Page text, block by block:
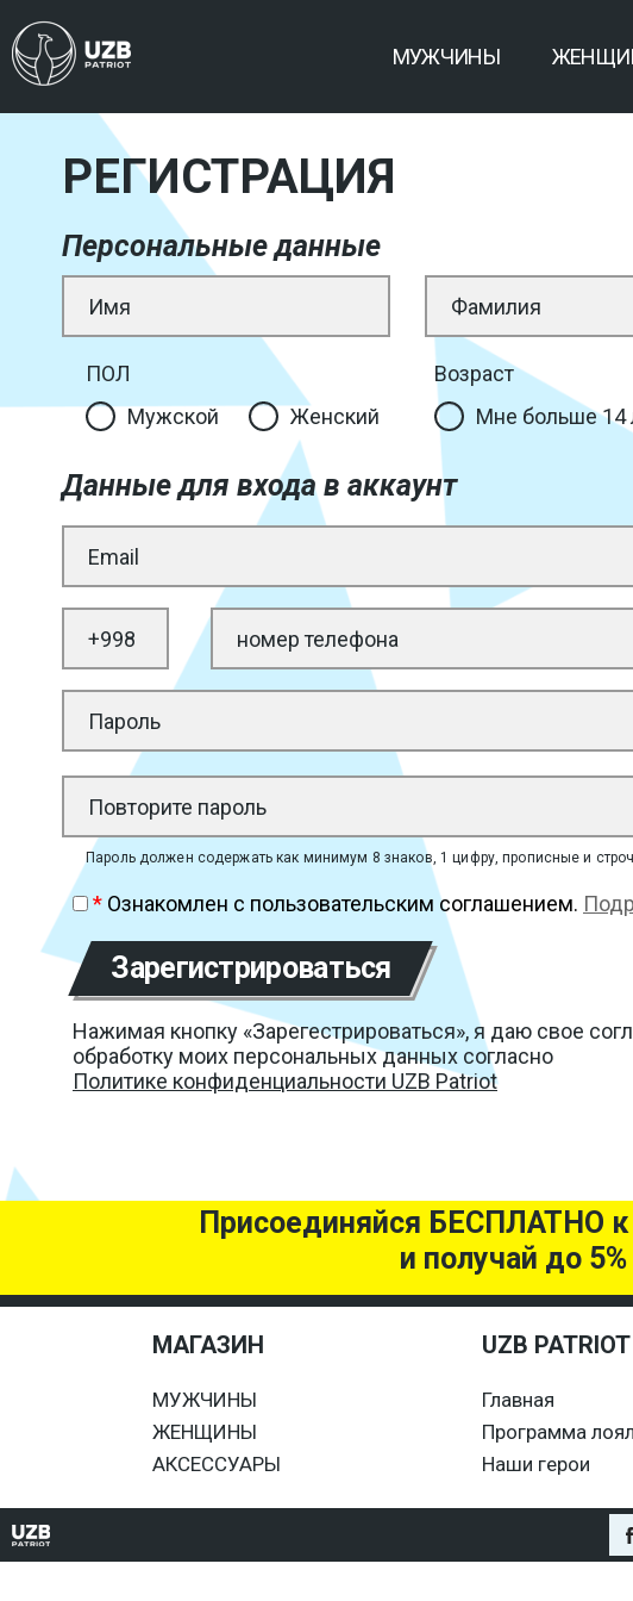
МУЖЧИНЫ
РЕГИСТРАЦИЯ
Персональные данные
Данные для входа в аккаунт
Пароль должен содержать как минимум 8 знаков, 1 цифру, прописные и
ПОЛ
Мужской
Женский
Возраст
Мне больше 14
* Ознакомлен с пользовательским соглашением.
Зарегистрироваться
Нажимая кнопку «Зарегестрироваться», я даю свое
обработку моих персональных данных согласно
Политике конфиденциальности UZB Patriot
Присоединяйся БЕСПЛАТНО
и получай до
МАГАЗИН
МУЖЧИНЫ
ЖЕНЩИНЫ
АКСЕССУАРЫ
UZB PATRIOT
Главная
Программа
Наши герои